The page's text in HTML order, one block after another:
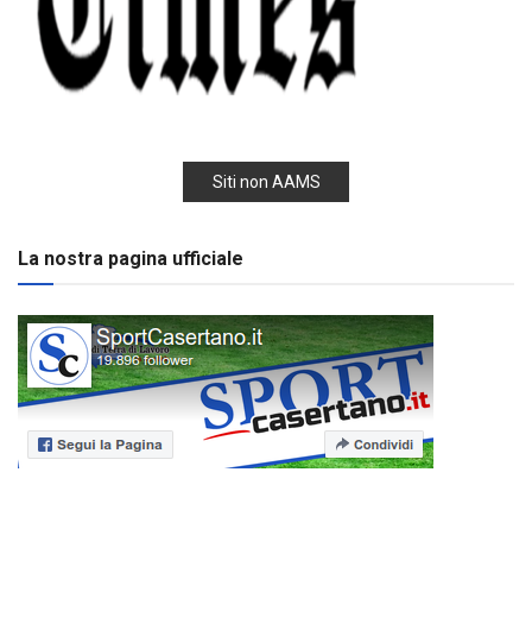
Siti non AAMS
La nostra pagina ufficiale